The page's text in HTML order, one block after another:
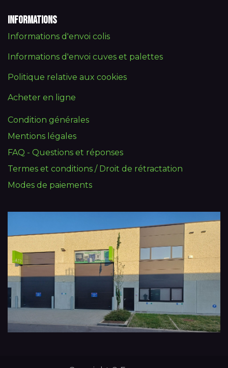
Informations
Informations d'envoi colis
Informations d'envoi cuves et palettes
Politique relative aux cookies
Acheter en ligne
Condition générales
Mentions légales
FAQ - Questions et réponses
Termes et conditions / Droit de rétractation
Modes de paiements